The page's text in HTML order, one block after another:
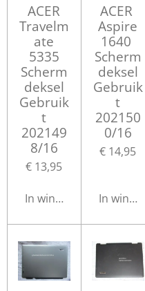
ACER
Travelm
ate
5335
Scherm
deksel
Gebruik
t
202149
8/16
€ 13,95
In winkelwagen
ACER
Aspire
1640
Scherm
deksel
Gebruik
t
202150
0/16
€ 14,95
In